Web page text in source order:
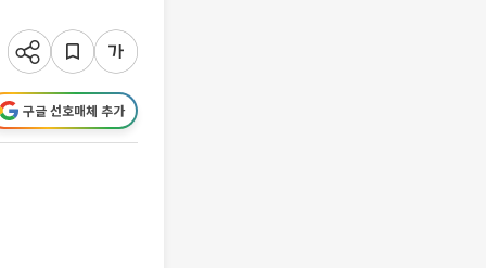
구글 선호매체 추가